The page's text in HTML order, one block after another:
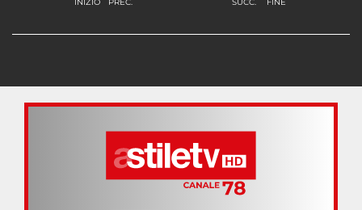
INIZIO PREC. SUCC. FINE